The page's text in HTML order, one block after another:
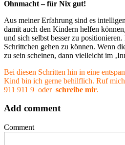
Ohnmacht – für Nix gut!
Aus meiner Erfahrung sind es
damit auch den Kindern helfen
und sich selbst besser zu
Schrittchen gehen zu können. Wenn
zu sein scheinen, dann vielleicht im
Bei diesen Schritten hin in eine
Kind bin ich gerne behilflich. Ruf
911 911 9 oder schreibe mir.
Add comment
Comment